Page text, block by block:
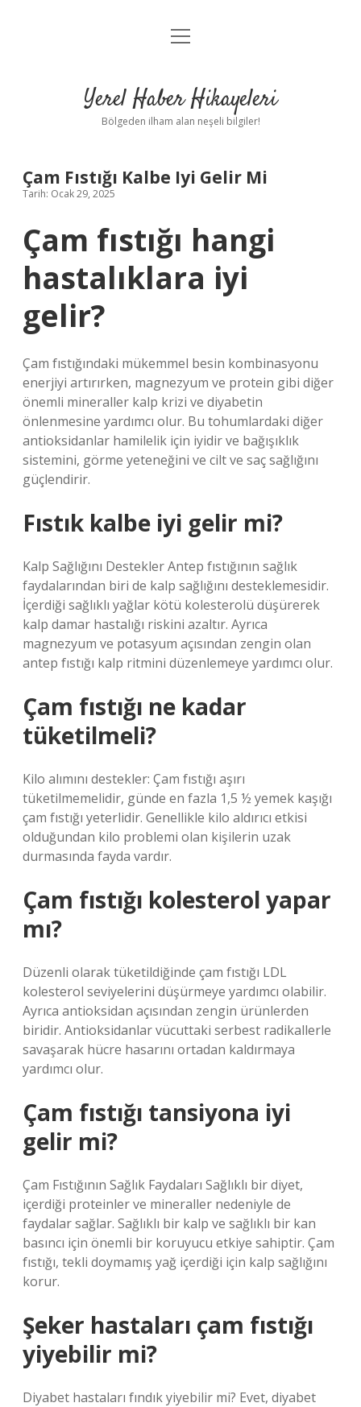
Anasayfa
Yasal Uyarı
menüyü
Yerel Haber Hikayeleri
Bölgeden ilham alan neşeli bilgiler!
Çam Fıstığı Kalbe Iyi Gelir Mi
Tarih: Ocak 29, 2025
Çam fıstığı hangi
hastalıklara iyi
gelir?
Çam fıstığındaki mükemmel besin kombinasyonu
enerjiyi artırırken, magnezyum ve protein gibi diğer
önemli mineraller kalp krizi ve diyabetin
önlenmesine yardımcı olur. Bu tohumlardaki diğer
antioksidanlar hamilelik için iyidir ve bağışıklık
sistemini, görme yeteneğini ve cilt ve saç sağlığını
güçlendirir.
Fıstık kalbe iyi gelir mi?
Kalp Sağlığını Destekler Antep fıstığının sağlık
faydalarından biri de kalp sağlığını desteklemesidir.
İçerdiği sağlıklı yağlar kötü kolesterolü düşürerek
kalp damar hastalığı riskini azaltır. Ayrıca
magnezyum ve potasyum açısından zengin olan
antep fıstığı kalp ritmini düzenlemeye yardımcı olur.
Çam fıstığı ne kadar
tüketilmeli?
Kilo alımını destekler: Çam fıstığı aşırı
tüketilmemelidir, günde en fazla 1,5 ½ yemek kaşığı
çam fıstığı yeterlidir. Genellikle kilo aldırıcı etkisi
olduğundan kilo problemi olan kişilerin uzak
durmasında fayda vardır.
Çam fıstığı kolesterol yapar
mı?
Düzenli olarak tüketildiğinde çam fıstığı LDL
kolesterol seviyelerini düşürmeye yardımcı olabilir.
Ayrıca antioksidan açısından zengin ürünlerden
biridir. Antioksidanlar vücuttaki serbest radikallerle
savaşarak hücre hasarını ortadan kaldırmaya
yardımcı olur.
Çam fıstığı tansiyona iyi
gelir mi?
Çam Fıstığının Sağlık Faydaları Sağlıklı bir diyet,
içerdiği proteinler ve mineraller nedeniyle de
faydalar sağlar. Sağlıklı bir kalp ve sağlıklı bir kan
basıncı için önemli bir koruyucu etkiye sahiptir. Çam
fıstığı, tekli doymamış yağ içerdiği için kalp sağlığını
korur.
Şeker hastaları çam fıstığı
yiyebilir mi?
Diyabet hastaları fındık yiyebilir mi? Evet, diyabet